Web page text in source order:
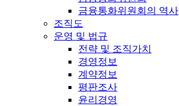
금융통화위원회의 역사
조직도
운영 및 법규
전략 및 조직가치
경영정보
계약정보
평판조사
윤리경영